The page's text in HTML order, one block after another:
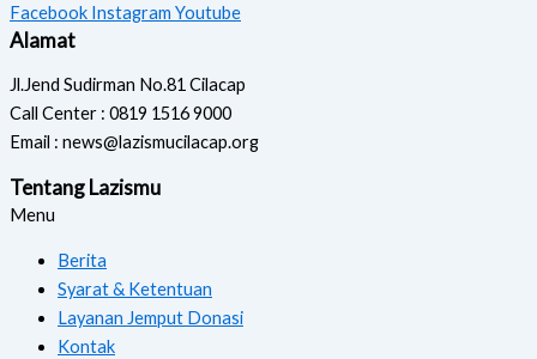
Facebook Instagram Youtube
Alamat
Jl.Jend Sudirman No.81 Cilacap
Call Center : 0819 1516 9000
Email : news@lazismucilacap.org
Tentang Lazismu
Menu
Berita
Syarat & Ketentuan
Layanan Jemput Donasi
Kontak